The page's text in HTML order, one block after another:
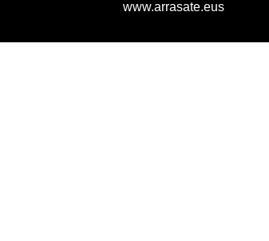
www.arrasate.eus